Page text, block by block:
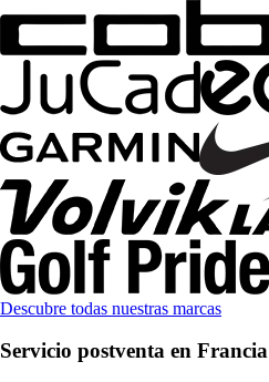
Descubre todas nuestras marcas
Servicio postventa en Francia